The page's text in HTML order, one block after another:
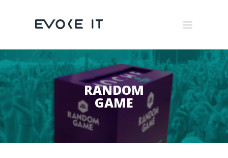
×
Museums
Brand Activation
Corporate
All
RANDOM
GAME